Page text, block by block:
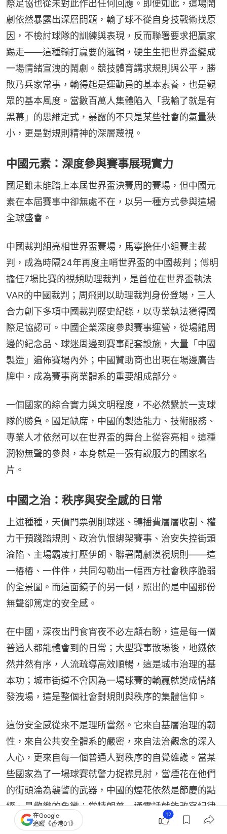
際足協也從未對此作出任何回應。即便如此，這場鬧
劇依然暴露出深層問題，輸了球不從自身技戰術找原
因，不檢討球隊的訓練與表現，反而聯署要求把贏家
踢走——這種輸打贏要的邏輯，硬生生把世界盃變成
一場情緒宣洩的鬧劇。競技體育講求規則與公平，勝
敗乃兵家常事，輸得起是運動員的基本素養，也是觀
眾的基本風度。當數百萬人集體陷入「我輸了就是有
黑幕」的思維定式，暴露的不只是某些社會的氣量狹
小，更是對規則精神的深層蔑視。
中國元素：深度參與賽事展現實力
國足雖未能踏上本屆世界盃決賽周的賽場，但中國元
素在本屆賽事中卻無處不在，以另一種方式參與這場
全球盛會。
中國裁判組亮相世界盃賽場，馬寧擔任小組賽主裁
判，成為時隔24年再度主哨世界盃的中國裁判；傅明
擔任7場比賽的視頻助理裁判，是首位在世界盃執法
VAR的中國裁判；周飛則以助理裁判身份登場，三人
合力創下多項中國裁判歷史紀錄，以專業執法獲得國
際足協認可。中國企業深度參與賽事運營，從場館周
邊的紀念品、球迷周邊到賽事配套設施，大量「中國
製造」遍佈賽場內外；中國贊助商也出現在場邊廣告
牌中，成為賽事商業體系的重要組成部分。
一個國家的綜合實力與文明程度，不必然繫於一支球
隊的勝負。國足缺席，中國的製造能力、技術服務、
專業人才依然可以在世界盃的舞台上從容亮相。這種
潤物無聲的參與，本身就是一張有說服力的國家名
片。
中國之治：秩序與安全感的日常
上述種種，天價門票剝削球迷、轉播費層層收割、權
力干預踐踏規則、政治仇恨綁架賽事、治安失控街頭
淪陷、主場霸凌打壓伊朗、聯署鬧劇漠視規則——這
一樁樁、一件件，共同勾勒出一幅西方社會秩序脆弱
的全景圖。而這面鏡子的另一側，照出的是中國那份
無聲卻篤定的安全感。
在中國，深夜出門食宵夜不必左顧右盼，這是每一個
普通人都能體會到的日常；大型賽事散場後，地鐵依
然井然有序，人流疏導高效順暢，這是城市治理的基
本功；城市街道不會因為一場球賽的輸贏就變成情緒
發洩場，這是整個社會對規則與秩序的集體信仰。
這份安全感從來不是理所當然。它來自基層治理的韌
性，來自公共安全體系的嚴密，來自法治觀念的深入
人心，更來自每一個普通人對秩序的自覺維護。當某
些國家為了一場球賽就警力捉襟見肘，當煙花在他們
的街頭淪為襲警的武器，中國的煙花依然是節慶的點
綴、是歡樂的象徵；當特朗普一通電話就能改寫紀律
處罰、還能站在頒獎台上，中國的法治底線不容任何
在Google
追蹤《香港01》
12